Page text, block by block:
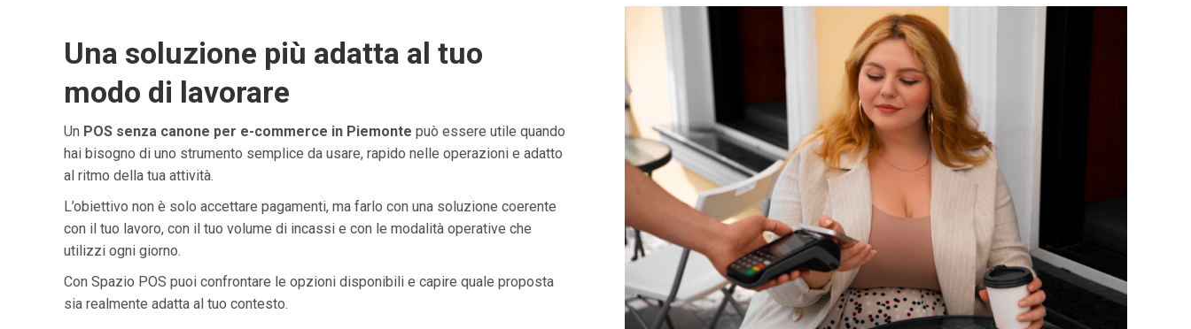
Una soluzione più adatta al tuo
modo di lavorare
Un POS senza canone per e-commerce in Piemonte può essere utile quando
hai bisogno di uno strumento semplice da usare, rapido nelle operazioni e adatto
al ritmo della tua attività.
L’obiettivo non è solo accettare pagamenti, ma farlo con una soluzione coerente
con il tuo lavoro, con il tuo volume di incassi e con le modalità operative che
utilizzi ogni giorno.
Con Spazio POS puoi confrontare le opzioni disponibili e capire quale proposta
sia realmente adatta al tuo contesto.